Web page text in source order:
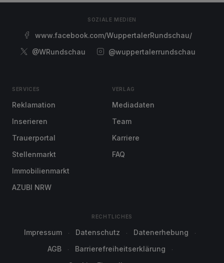
SOZIALE MEDIEN
www.facebook.com/WuppertalerRundschau/
@WRundschau
@wuppertalerrundschau
SERVICES
Reklamation
Inserieren
Trauerportal
Stellenmarkt
Immobilienmarkt
AZUBI NRW
VERLAG
Mediadaten
Team
Karriere
FAQ
RECHTLICHES
Impressum Datenschutz
Datenerhebung
AGB
Barrierefreiheitserklärung